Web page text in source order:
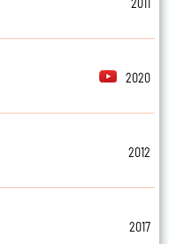
2020
2012
2017